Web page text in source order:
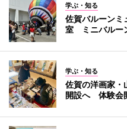
学ぶ・知る
佐賀バルーンミ
室 ミニバルー
学ぶ・知る
佐賀の洋画家・
開設へ 体験会